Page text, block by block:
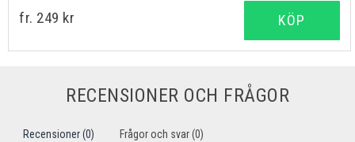
fr. 249 kr KÖP
RECENSIONER OCH FRÅGOR
Recensioner (0) Frågor och svar (0)